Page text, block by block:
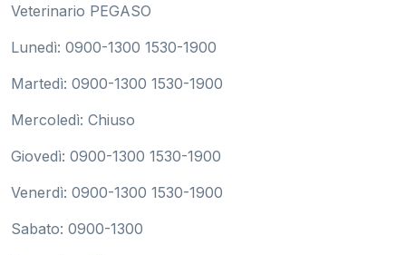
Veterinario PEGASO
Lunedì: 0900-1300 1530-1900
Martedì: 0900-1300 1530-1900
Mercoledì: Chiuso
Giovedì: 0900-1300 1530-1900
Venerdì: 0900-1300 1530-1900
Sabato: 0900-1300